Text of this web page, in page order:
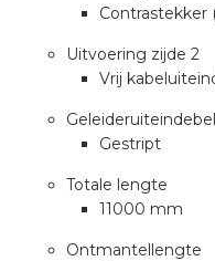
Contrastekker
Uitvoering zijde 2
Vrij
Gestript
Totale lengte
11000 mm
Ontmantellengte